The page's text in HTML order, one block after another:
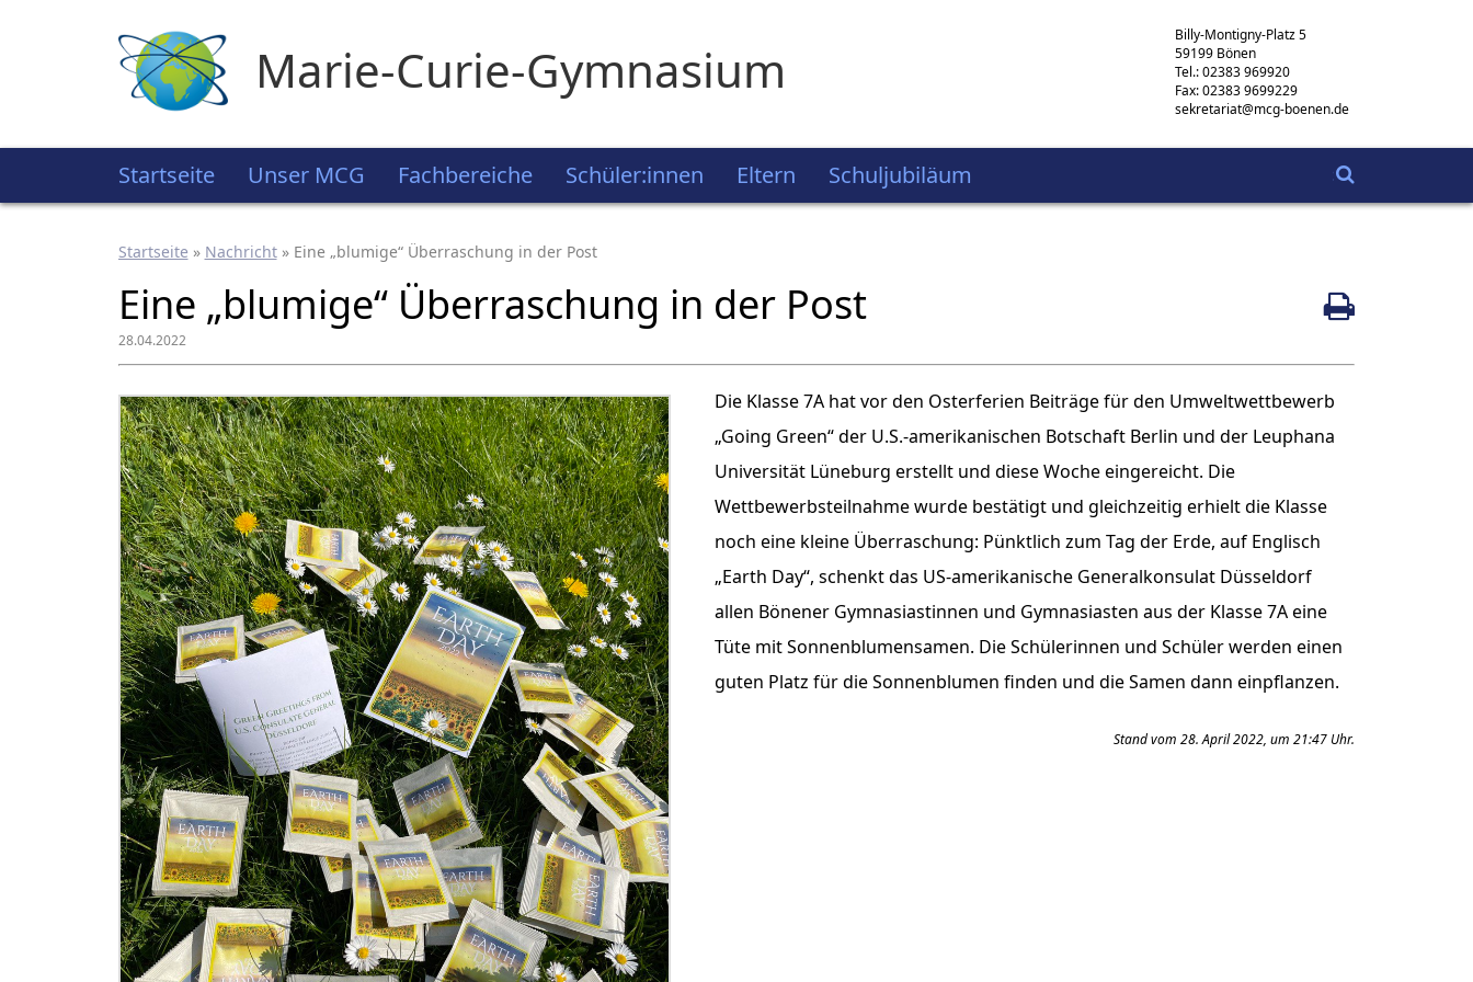
Marie-Curie-Gymnasium
Billy-Montigny-Platz 5
59199 Bönen
Tel.: 02383 969920
Fax: 02383 9699229
sekretariat@mcg-boenen.de
Startseite Unser MCG Fachbereiche Schüler:innen Eltern Schuljubiläum
Startseite » Nachricht» Eine „blumige“ Überraschung in der Post
Eine „blumige“ Überraschung in der Post
28.04.2022
Die Klasse 7A hat vor den Osterferien Beiträge für den Umweltwettbewerb
„Going Green“ der U.S.-amerikanischen Botschaft Berlin und der Leuphana
Universität Lüneburg erstellt und diese Woche eingereicht. Die
Wettbewerbsteilnahme wurde bestätigt und gleichzeitig erhielt die Klasse
noch eine kleine Überraschung: Pünktlich zum Tag der Erde, auf Englisch
„Earth Day“, schenkt das US-amerikanische Generalkonsulat Düsseldorf
allen Bönener Gymnasiastinnen und Gymnasiasten aus der Klasse 7A eine
Tüte mit Sonnenblumensamen. Die Schülerinnen und Schüler werden einen
guten Platz für die Sonnenblumen finden und die Samen dann einpflanzen.
Stand vom 28. April 2022, um 21:47 Uhr.